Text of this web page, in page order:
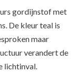
gordijnstof met
De kleur teal is
maar
verandert de
lichtinval.